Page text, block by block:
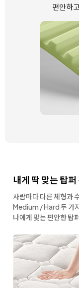
편안하
내게 딱 맞는 탑퍼
사람마다 다른 체형과
Medium / Hard 두 가
나에게 맞는 편안한 탑